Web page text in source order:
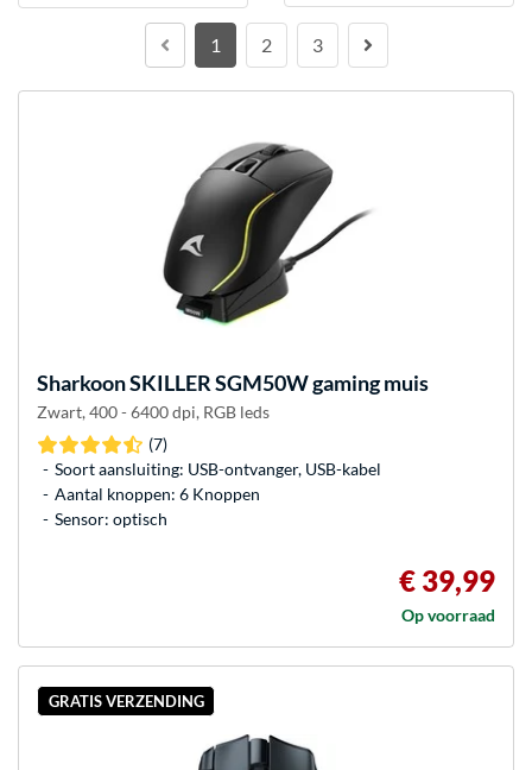
1 2 3
SharkoonSKILLER SGM50W gaming muis
Zwart, 400 - 6400 dpi, RGB leds
(7)
Soort aansluiting: USB-ontvanger, USB-kabel
Aantal knoppen: 6 Knoppen
Sensor: optisch
€ 39,99
Op voorraad
GRATIS VERZENDING